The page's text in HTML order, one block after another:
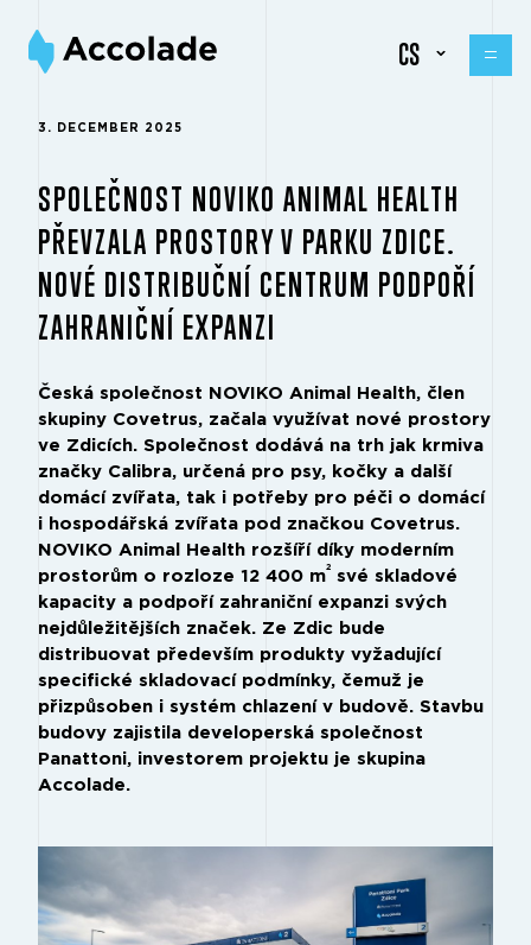
CS
3. DECEMBER 2025
SPOLEČNOST NOVIKO ANIMAL HEALTH
PŘEVZALA PROSTORY V PARKU ZDICE.
NOVÉ DISTRIBUČNÍ CENTRUM PODPOŘÍ
ZAHRANIČNÍ EXPANZI
Česká společnost NOVIKO Animal Health, člen
skupiny Covetrus, začala využívat nové prostory
ve Zdicích. Společnost dodává na trh jak krmiva
značky Calibra, určená pro psy, kočky a další
domácí zvířata, tak i potřeby pro péči o domácí
i hospodářská zvířata pod značkou Covetrus.
NOVIKO Animal Health rozšíří díky moderním
prostorům o rozloze 12 400 m2
své skladové
kapacity a podpoří zahraniční expanzi svých
nejdůležitějších značek. Ze Zdic bude
distribuovat především produkty vyžadující
specifické skladovací podmínky, čemuž je
přizpůsoben i systém chlazení v budově. Stavbu
budovy zajistila developerská společnost
Panattoni, investorem projektu je skupina
Accolade.